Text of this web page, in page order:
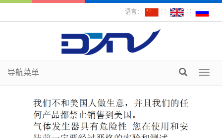
语言： ∷ ∷
导航菜单